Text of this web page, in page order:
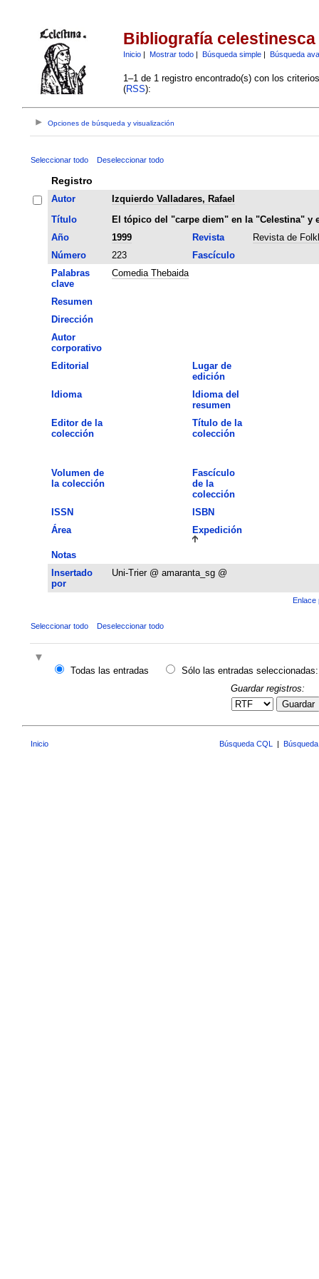
Bibliografía celestinesca
Inicio| Mostrar todo| Búsqueda simple| Búsqueda
1–1 de 1 registro encontrado(s) con los
(RSS):
Opciones de búsqueda y visualización
Seleccionar todo Deseleccionar todo
Registro
Autor
Izquierdo Valladares, Rafael
Título
El tópico del "carpe diem" en la "Celestina" y
Año
1999 Revista
Revista de
Número
223
Fascículo
Palabras
clave
Comedia Thebaida
Resumen
Dirección
Autor
corporativo
Editorial
Lugar de
edición
Idioma
Idioma del
resumen
Editor de la
colección
Título de la
colección
Volumen de
la colección
Fascículo
de la
colección
ISSN
ISBN
Área
Expedición
Notas
Insertado
por
Uni-Trier @ amaranta_sg @
Enlace
Seleccionar todo Deseleccionar todo
Todas las entradas
Sólo las entradas seleccionadas:
Guardar registros:
Guardar
Inicio Búsqueda CQL